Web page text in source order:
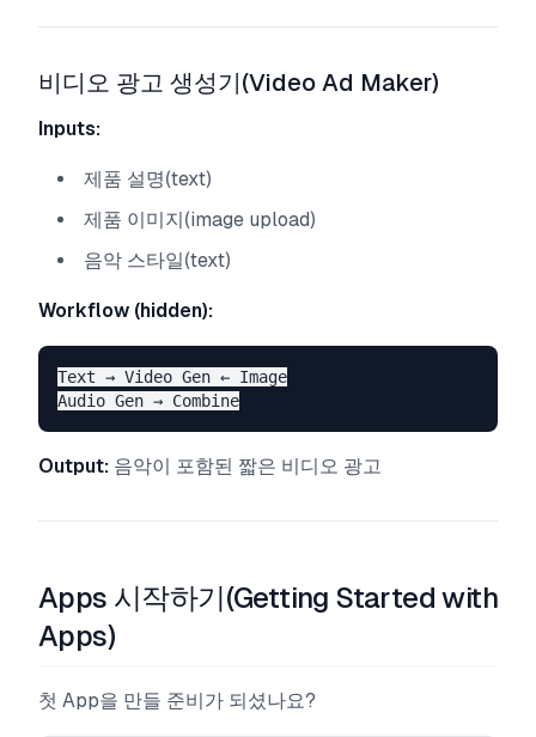
비디오 광고 생성기(Video Ad Maker)
Inputs:
제품 설명(text)
제품 이미지(image upload)
음악 스타일(text)
Workflow (hidden):
Text → Video Gen ← Image
Output: 음악이 포함된 짧은 비디오 광고
Apps 시작하기(Getting Started with
Apps)
첫 App을 만들 준비가 되셨나요?